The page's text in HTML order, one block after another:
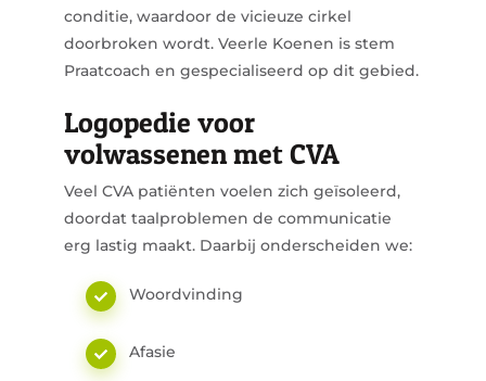
conditie, waardoor de vicieuze cirkel
doorbroken wordt. Veerle Koenen is stem
Praatcoach en gespecialiseerd op dit gebied.
Logopedie voor
volwassenen met CVA
Veel CVA patiënten voelen zich geïsoleerd,
doordat taalproblemen de communicatie
erg lastig maakt. Daarbij onderscheiden we:
Woordvinding
Afasie